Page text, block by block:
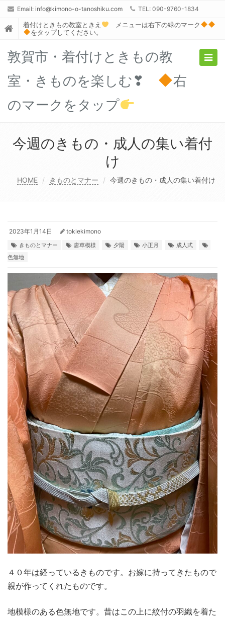
Email: info@kimono-o-tanoshiku.com TEL: 090-9760-1834
着付けときもの教室ときえ
メニューは右下の緑のマーク
をタップしてください。
敦賀市・着付けときもの教
室・きものを楽しむ❣
右
のマークをタップ
今週のきもの・成人の集い着付
け
HOME きものとマナー 今週のきもの・成人の集い着付け
2023年1月14日 tokiekimono
きものとマナー 唐草模様 夕陽 小正月
成人式
色無地
４０年は経っているきものです。お嫁に持ってきたもので
親が作ってくれたものです。
地模様のある色無地です。昔はこの上に紋付の羽織を着た